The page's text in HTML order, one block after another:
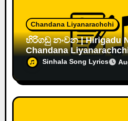
Chandana Liyanarachchi
හිරිගඩු නංවන | Hirigadu Nanwana by
Chandana
Sinhala Song Lyrics